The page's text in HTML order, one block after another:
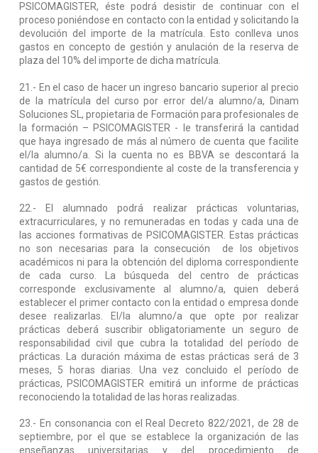
PSICOMAGISTER, éste podrá desistir de continuar con el
proceso poniéndose en contacto con la entidad y solicitando la
devolución del importe de la matrícula. Esto conlleva unos
gastos en concepto de gestión y anulación de la reserva de
plaza del 10% del importe de dicha matrícula.
21.- En el caso de hacer un ingreso bancario superior al precio
de la matrícula del curso por error del/a alumno/a, Dinam
Soluciones SL, propietaria de Formación para profesionales de
la formación – PSICOMAGISTER - le transferirá la cantidad
que haya ingresado de más al número de cuenta que facilite
el/la alumno/a. Si la cuenta no es BBVA se descontará la
cantidad de 5€ correspondiente al coste de la transferencia y
gastos de gestión.
22.- El alumnado podrá realizar prácticas voluntarias,
extracurriculares, y no remuneradas en todas y cada una de
las acciones formativas de PSICOMAGISTER. Estas prácticas
no son necesarias para la consecución de los objetivos
académicos ni para la obtención del diploma correspondiente
de cada curso. La búsqueda del centro de prácticas
corresponde exclusivamente al alumno/a, quien deberá
establecer el primer contacto con la entidad o empresa donde
desee realizarlas. El/la alumno/a que opte por realizar
prácticas deberá suscribir obligatoriamente un seguro de
responsabilidad civil que cubra la totalidad del período de
prácticas. La duración máxima de estas prácticas será de 3
meses, 5 horas diarias. Una vez concluido el período de
prácticas, PSICOMAGISTER emitirá un informe de prácticas
reconociendo la totalidad de las horas realizadas.
23.- En consonancia con el Real Decreto 822/2021, de 28 de
septiembre, por el que se establece la organización de las
enseñanzas universitarias y del procedimiento de